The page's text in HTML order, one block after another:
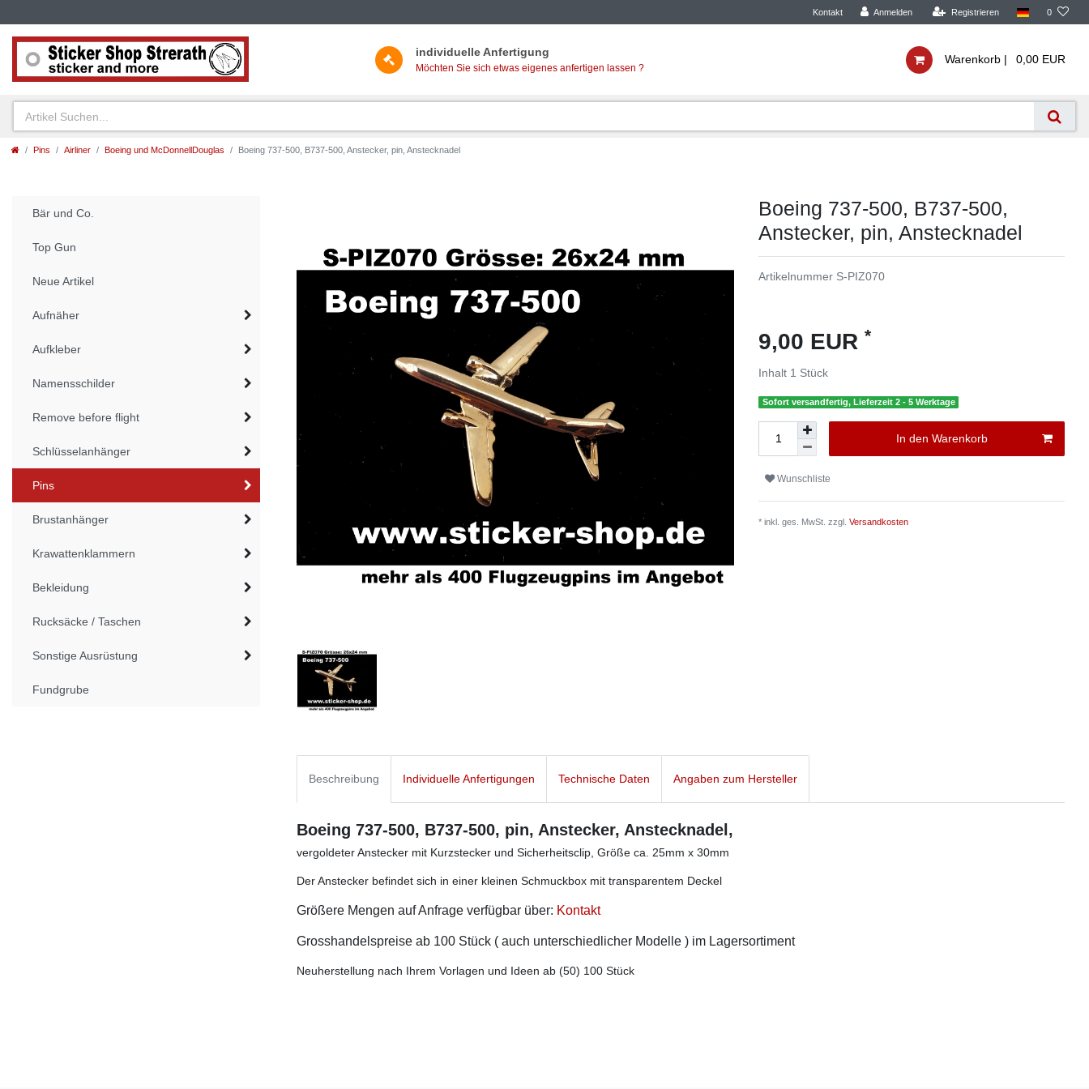
Kontakt Anmelden Registrieren 0
individuelle Anfertigung
Möchten Sie sich etwas eigenes anfertigen lassen ?
Warenkorb | 0,00 EUR
Pins Airliner Boeing und McDonnellDouglas Boeing 737-500, B737-500, Anstecker, pin, Anstecknadel
Bär und Co.
Top Gun
Neue Artikel
Aufnäher
Aufkleber
Namensschilder
Remove before flight
Schlüsselanhänger
Pins
Brustanhänger
Krawattenklammern
Bekleidung
Rucksäcke / Taschen
Sonstige Ausrüstung
Fundgrube
Boeing 737-500, B737-500,
Anstecker, pin, Anstecknadel
Artikelnummer S-PIZ070
9,00 EUR *
Inhalt 1 Stück
Sofort versandfertig, Lieferzeit 2 - 5 Werktage
In den Warenkorb
Wunschliste
* inkl. ges. MwSt. zzgl.Versandkosten
Beschreibung Individuelle Anfertigungen Technische Daten Angaben zum Hersteller
Boeing 737-500, B737-500, pin, Anstecker, Anstecknadel,
vergoldeter Anstecker mit Kurzstecker und Sicherheitsclip, Größe ca. 25mm x 30mm
Der Anstecker befindet sich in einer kleinen Schmuckbox mit transparentem Deckel
Größere Mengen auf Anfrage verfügbar über: Kontakt
Grosshandelspreise ab 100 Stück ( auch unterschiedlicher Modelle ) im Lagersortiment
Neuherstellung nach Ihrem Vorlagen und Ideen ab (50) 100 Stück